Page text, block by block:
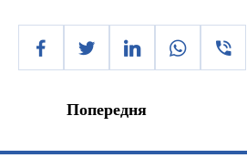
Попередня